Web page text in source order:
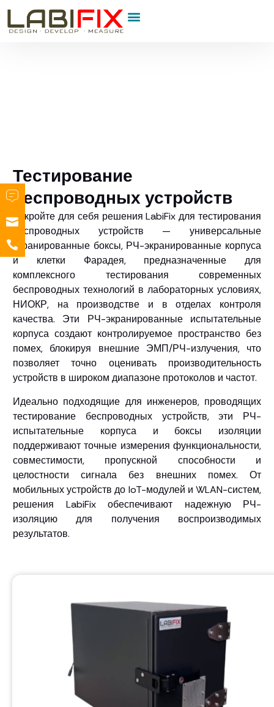
Тестирование
беспроводных устройств
Откройте для себя решения LabiFix для тестирования
беспроводных устройств — универсальные
экранированные боксы, РЧ-экранированные корпуса
и клетки Фарадея, предназначенные для
комплексного тестирования современных
беспроводных технологий в лабораторных условиях,
НИОКР, на производстве и в отделах контроля
качества. Эти РЧ-экранированные испытательные
корпуса создают контролируемое пространство без
помех, блокируя внешние ЭМП/РЧ-излучения, что
позволяет точно оценивать производительность
устройств в широком диапазоне протоколов и частот.
Идеально подходящие для инженеров, проводящих
тестирование беспроводных устройств, эти РЧ-
испытательные корпуса и боксы изоляции
поддерживают точные измерения функциональности,
совместимости, пропускной способности и
целостности сигнала без внешних помех. От
мобильных устройств до IoT-модулей и WLAN-систем,
решения LabiFix обеспечивают надежную РЧ-
изоляцию для получения воспроизводимых
результатов.